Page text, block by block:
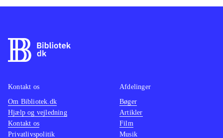
Kontakt os
Om Bibliotek.dk
Hjælp og vejledning
Kontakt os
Privatlivspolitik
Afdelinger
Bøger
Artikler
Film
Musik